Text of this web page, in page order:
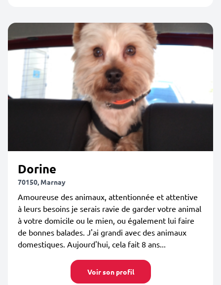
Dorine
70150, Marnay
Amoureuse des animaux, attentionnée et attentive
à leurs besoins je serais ravie de garder votre animal
à votre domicile ou le mien, ou également lui faire
de bonnes balades. J'ai grandi avec des animaux
domestiques. Aujourd'hui, cela fait 8 ans...
Voir son profil